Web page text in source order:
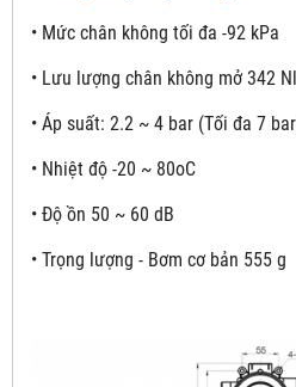
• Mức chân không tối đa -92 kPa
• Lưu lượng chân không mở 342
• Áp suất: 2.2 ~ 4 bar (Tối đa 7
• Nhiệt độ -20 ~ 80oC
• Độ ồn 50 ~ 60 dB
• Trọng lượng - Bơm cơ bản 555 g